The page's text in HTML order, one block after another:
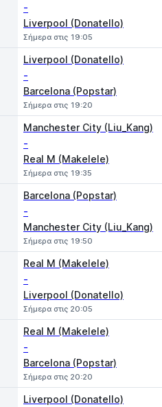
-
Liverpool (Donatello)
Σήμερα στις 19:05
Liverpool (Donatello)
-
Barcelona (Popstar)
Σήμερα στις 19:20
Manchester City (Liu_Kang)
-
Real M (Makelele)
Σήμερα στις 19:35
Barcelona (Popstar)
-
Manchester City (Liu_Kang)
Σήμερα στις 19:50
Real M (Makelele)
-
Liverpool (Donatello)
Σήμερα στις 20:05
Real M (Makelele)
-
Barcelona (Popstar)
Σήμερα στις 20:20
Liverpool (Donatello)